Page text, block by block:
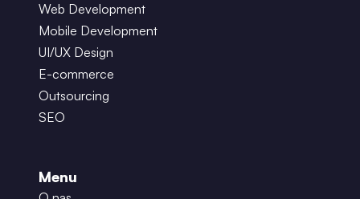
Web Development
Mobile Development
UI/UX Design
E-commerce
Outsourcing
SEO
Menu